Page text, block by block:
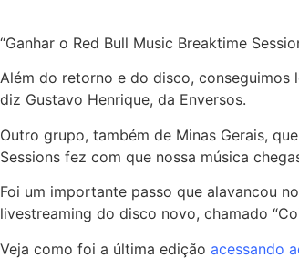
“Ganhar o Red Bull Music Breaktime
Além do retorno e do disco, conseguimos
diz Gustavo Henrique, da Enversos.
Outro grupo, também de Minas Gerais,
Sessions fez com que nossa música
Foi um importante passo que alavancou
livestreaming do disco novo, chamado
Veja como foi a última edição acessando